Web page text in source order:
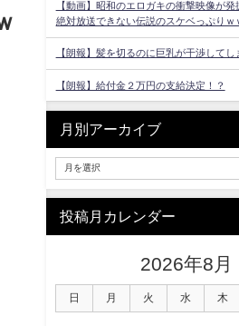
【動画】昭和のエロガキの衝撃映像が
絶対放送できない伝説のスケベっぷりｗ
【朗報】髪を切るのに巨乳が干渉してし
【朗報】給付金２万円の支給決定！？
月別アーカイブ
投稿月カレンダー
2026年8月
日 月 火 水 木